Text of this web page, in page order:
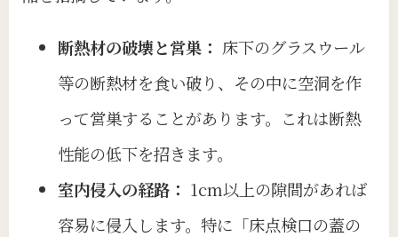
断熱材の破壊と営巣： 床下のグラスウール
等の断熱材を食い破り、その中に空洞を作
って営巣することがあります。これは断熱
性能の低下を招きます。
室内侵入の経路： 1cm以上の隙間があれば
容易に侵入します。特に「床点検口の蓋の